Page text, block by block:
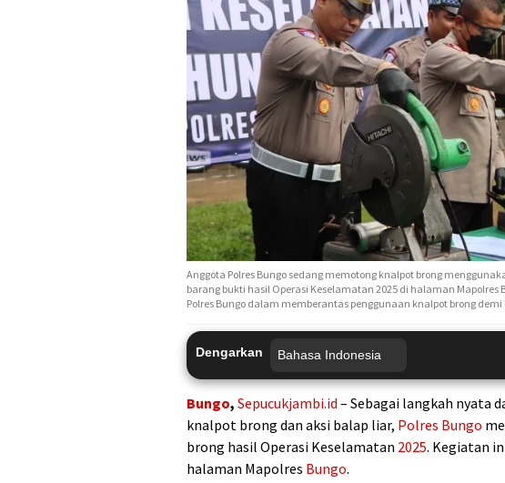
Anggota Polres Bungo sedang memotong knalpot brong
barang bukti hasil Operasi Keselamatan 2025 di halaman
Polres Bungo dalam memberantas penggunaan knalpot brong
Dengarkan
Bungo, Sepucukjambi.id – Sebagai langkah nyata
knalpot brong dan aksi balap liar, Polres Bungo
brong hasil Operasi Keselamatan 2025. Kegiatan
halaman Mapolres Bungo.